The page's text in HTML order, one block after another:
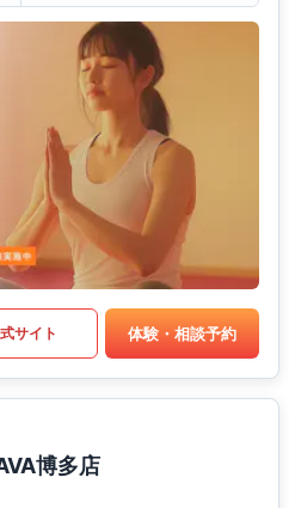
サイト 体験・相談予約
博多店